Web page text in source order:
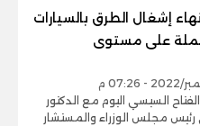
إشغال الطرق بالسيارات
على مستوى
السيسي اليوم مع الدكتور
مجلس الوزراء والمستشار